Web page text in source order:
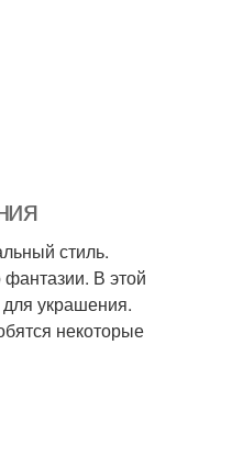
стиль.
В этой
украшения.
некоторые